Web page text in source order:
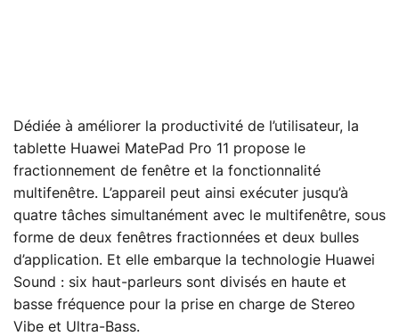
Dédiée à améliorer la productivité de l’utilisateur, la
tablette Huawei MatePad Pro 11 propose le
fractionnement de fenêtre et la fonctionnalité
multifenêtre. L’appareil peut ainsi exécuter jusqu’à
quatre tâches simultanément avec le multifenêtre, sous
forme de deux fenêtres fractionnées et deux bulles
d’application. Et elle embarque la technologie Huawei
Sound : six haut-parleurs sont divisés en haute et
basse fréquence pour la prise en charge de Stereo
Vibe et Ultra-Bass.